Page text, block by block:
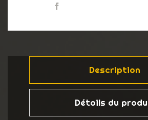
Description
Détails du